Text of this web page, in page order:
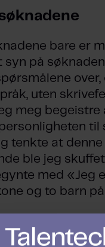
bare er
på
uten
meg
tenkte at
ble jeg
med «Jeg
og to barn
er
klarer det